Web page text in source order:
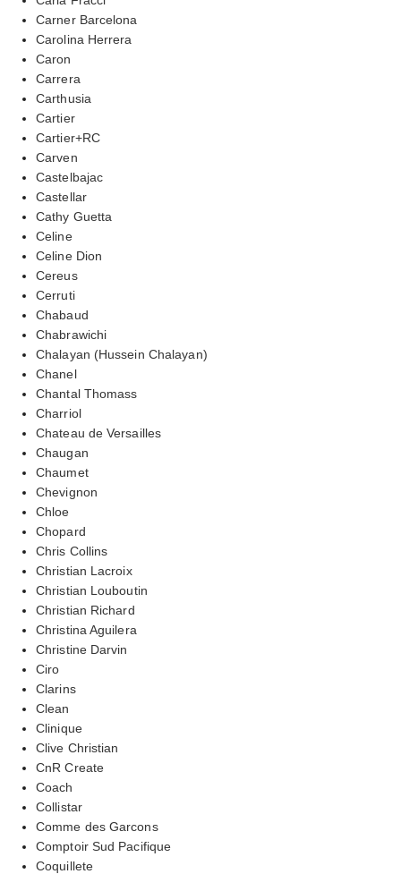
Carner Barcelona
Carolina Herrera
Caron
Carrera
Carthusia
Cartier
Cartier+RC
Carven
Castelbajac
Castellar
Cathy Guetta
Celine
Celine Dion
Cereus
Cerruti
Chabaud
Chabrawichi
Chalayan (Hussein Chalayan)
Chanel
Chantal Thomass
Charriol
Chateau de Versailles
Chaugan
Chaumet
Chevignon
Chloe
Chopard
Chris Collins
Christian Lacroix
Christian Louboutin
Christian Richard
Christina Aguilera
Christine Darvin
Ciro
Clarins
Clean
Clinique
Clive Christian
CnR Create
Coach
Collistar
Comme des Garcons
Comptoir Sud Pacifique
Coquillete